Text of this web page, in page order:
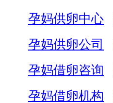
孕妈供卵中心
孕妈供卵公司
孕妈借卵咨询
孕妈借卵机构